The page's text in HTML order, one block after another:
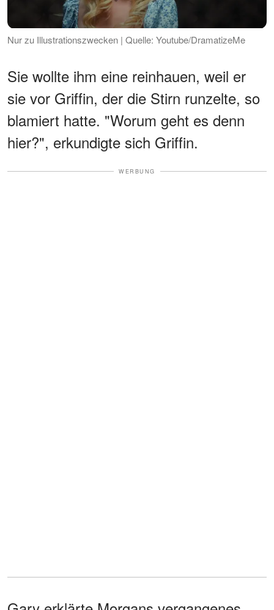
Nur zu Illustrationszwecken | Quelle: Youtube/DramatizeMe
Sie wollte ihm eine reinhauen, weil er
sie vor Griffin, der die Stirn runzelte, so
blamiert hatte. "Worum geht es denn
hier?", erkundigte sich Griffin.
WERBUNG